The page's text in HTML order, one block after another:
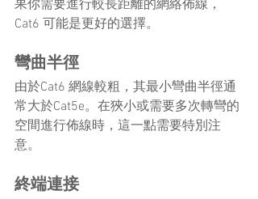
果你需要進行較長距離的網絡佈線，
Cat6 可能是更好的選擇。
彎曲半徑
由於Cat6 網線較粗，其最小彎曲半徑通
常大於Cat5e。在狹小或需要多次轉彎的
空間進行佈線時，這一點需要特別注
意。
終端連接